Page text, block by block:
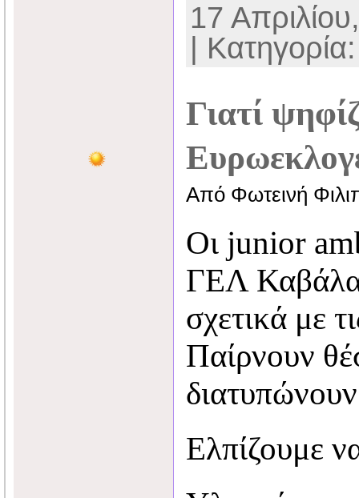
17
|
Γιατί
Από Φωτεινή
Οι junior
ΓΕΛ
σχετικά με
Παίρνουν
Ελπίζουμε